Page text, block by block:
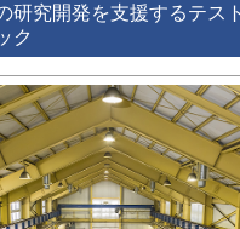
研究開発を支援するテス
ク